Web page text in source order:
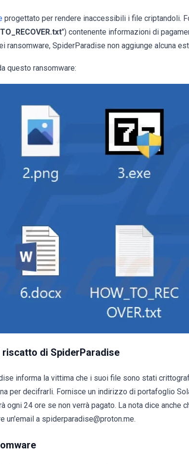
progettato per rendere inaccessibili i file criptandoli.
") contenente informazioni di
ransomware, SpiderParadise non aggiunge alcuna
questo ransomware:
di SpiderParadise
informa la vittima che i suoi file sono stati
per decifrarli. Fornisce un indirizzo di portafoglio
ogni 24 ore se non verrà pagato. La nota dice anche
un'email a spiderparadise@proton.me.